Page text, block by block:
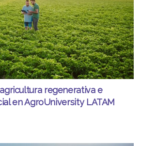
regenerativa e
en AgroUniversity LATAM